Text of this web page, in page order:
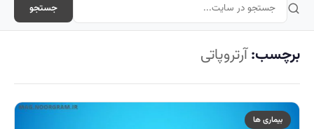
جستجو
برچسب:آرتروپاتی
بیماری ها